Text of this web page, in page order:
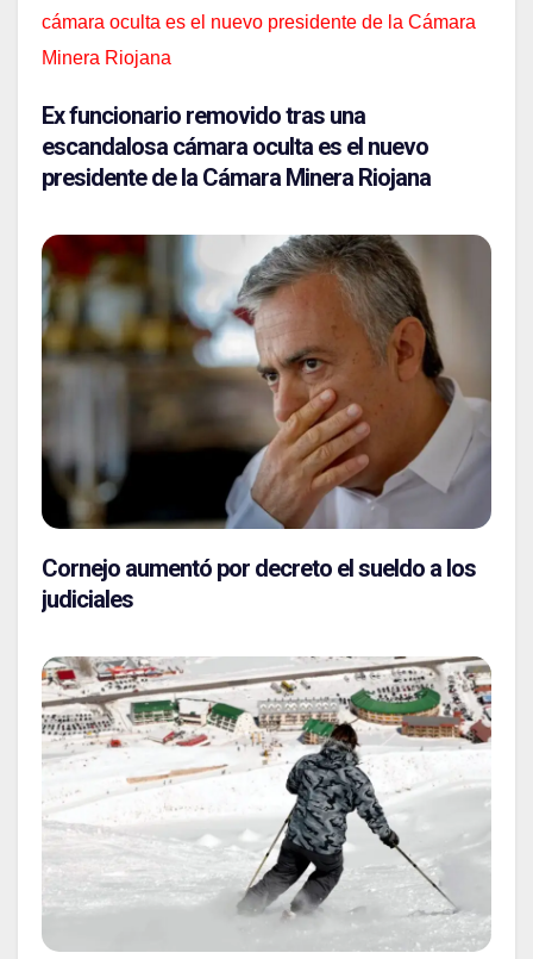
Ex funcionario removido tras una
escandalosa cámara oculta es el nuevo
presidente de la Cámara Minera Riojana
Cornejo aumentó por decreto el sueldo a los
judiciales